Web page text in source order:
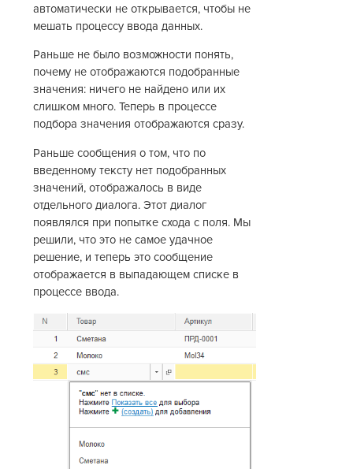
автоматически не открывается, чтобы не
мешать процессу ввода данных.
Раньше не было возможности понять,
почему не отображаются подобранные
значения: ничего не найдено или их
слишком много. Теперь в процессе
подбора значения отображаются сразу.
Раньше сообщения о том, что по
введенному тексту нет подобранных
значений, отображалось в виде
отдельного диалога. Этот диалог
появлялся при попытке схода с поля. Мы
решили, что это не самое удачное
решение, и теперь это сообщение
отображается в выпадающем списке в
процессе ввода.